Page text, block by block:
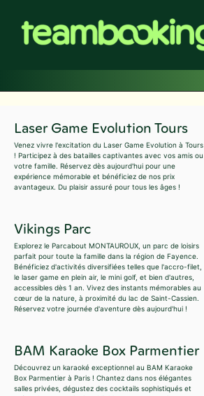
contenu
Laser Game Evolution Tours
Venez vivre l'excitation du Laser Game Evolution à Tours
! Participez à des batailles captivantes avec vos amis ou
votre famille. Réservez dès aujourd'hui pour une
expérience mémorable et bénéficiez de nos prix
avantageux. Du plaisir assuré pour tous les âges !
Vikings Parc
Explorez le Parcabout MONTAUROUX, un parc de loisirs
parfait pour toute la famille dans la région de Fayence.
Bénéficiez d'activités diversifiées telles que l'accro-filet,
le laser game en plein air, le mini golf, et bien d'autres,
accessibles dès 1 an. Vivez des instants mémorables au
cœur de la nature, à proximité du lac de Saint-Cassien.
Réservez votre journée d'aventure dès aujourd'hui !
BAM Karaoke Box Parmentier
Découvrez un karaoké exceptionnel au BAM Karaoke
Box Parmentier à Paris ! Chantez dans nos élégantes
salles privées, dégustez des cocktails sophistiqués et